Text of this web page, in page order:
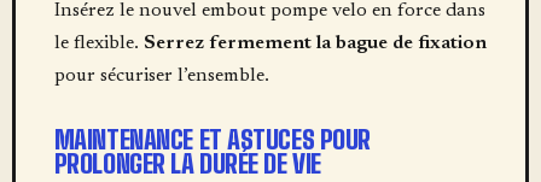
Insérez le nouvel embout pompe velo en force dans
le flexible. Serrez fermement la bague de fixation
pour sécuriser l’ensemble.
MAINTENANCE ET ASTUCES POUR
PROLONGER LA DURÉE DE VIE